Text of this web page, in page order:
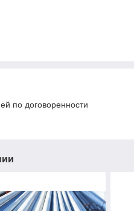
по договоренности